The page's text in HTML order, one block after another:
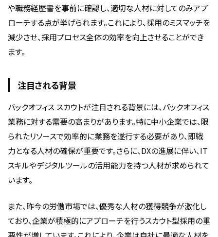
や職務経歴書を事前に確認し、適切な人材に対してのみアプ
ローチする点が挙げられます。これにより、採用のミスマッチを
減少させ、採用プロセス全体の効率を向上させることができ
ます。
注目される背景
バックオフィス スカウトが注目される背景には、バックオフィス
業務に対する需要の高まりがあります。特に中小企業では、限
られたリソースで効率的に業務を遂行する必要があり、即戦
力となる人材の確保が重要です。さらに、DXの進展に伴い、IT
スキルやデジタルツールの活用能力を持つ人材が求められて
います。
また、昨今の労働市場では、優秀な人材の獲得競争が激化し
ており、企業が積極的にアプローチを行うスカウト型採用の重